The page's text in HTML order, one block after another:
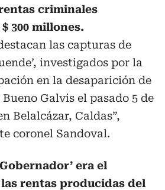
criminales
300 millones.
las capturas de
investigados por la
en la desaparición de
Galvis el pasado 5 de
Belalcázar, Caldas”,
coronel Sandoval.
era el
rentas producidas del